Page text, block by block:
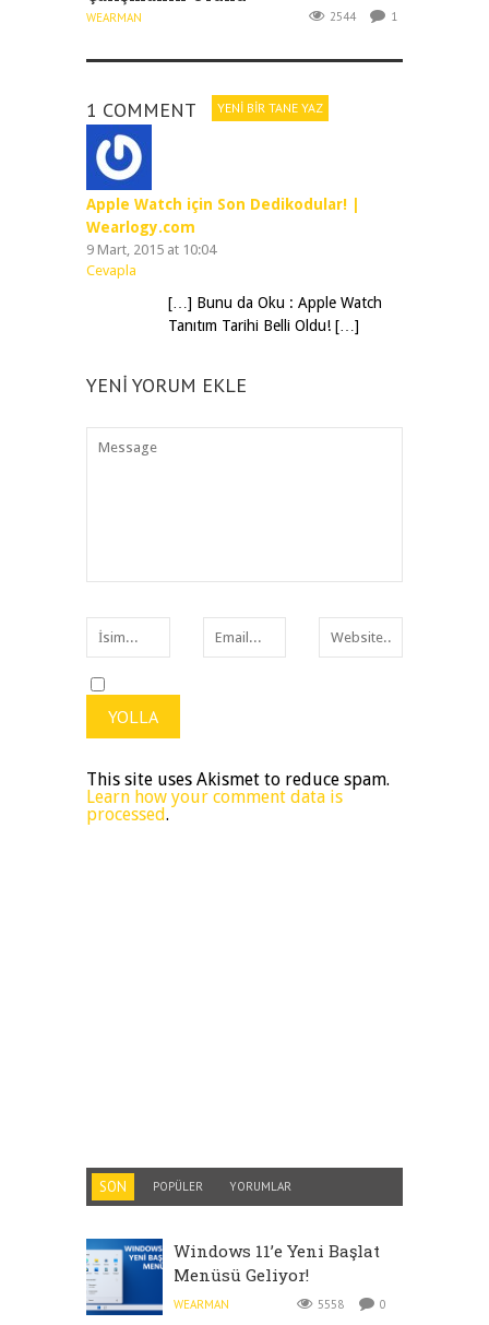
WEARMAN 2544 1
1 COMMENT YENI BIR TANE YAZ
Apple Watch için Son Dedikodular! |
Wearlogy.com
9 Mart, 2015 at 10:04
Cevapla
[…] Bunu da Oku : Apple Watch
Tanıtım Tarihi Belli Oldu! […]
YENI YORUM EKLE
This site uses Akismet to reduce spam.
Learn how your comment data is
processed.
SON POPÜLER YORUMLAR
Windows 11’e Yeni Başlat
Menüsü Geliyor!
WEARMAN 5558 0